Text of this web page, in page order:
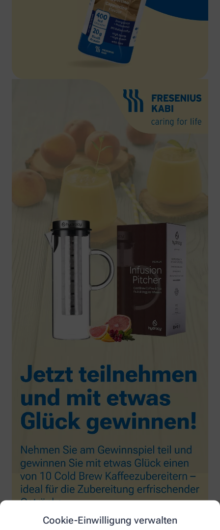
Cookie-Einwilligung verwalten